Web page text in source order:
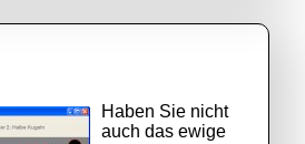
Haben Sie nicht
auch das ewige